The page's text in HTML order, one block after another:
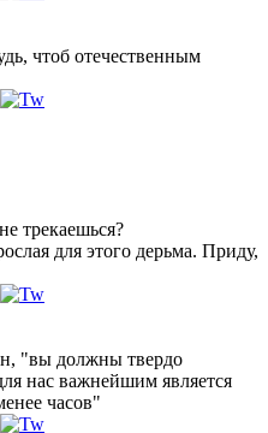
чтоб отечественным
трекаешься?
для этого дерьма. Приду,
"вы должны твердо
нас важнейшим является
часов"